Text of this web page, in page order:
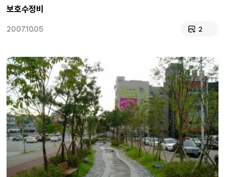
보호수정비
2007.10.05 2